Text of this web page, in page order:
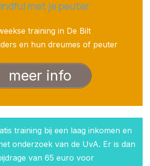
met je peuter
training in De Bilt
en hun dreumes of peuter
meer info
training bij een laag inkomen en
onderzoek van de UvA. Er is dan
van 65 euro voor